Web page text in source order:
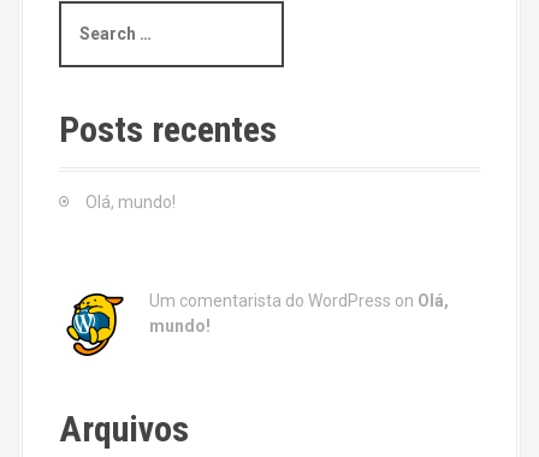
a
c
h
Posts recentes
Olá, mundo!
Um comentarista do WordPress on Olá,
mundo!
Arquivos